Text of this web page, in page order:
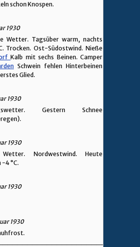
schon Knospen.
1930
Wetter. Tagsüber warm, nachts
Trocken. Ost-Südostwind. Nieße
Kalb mit sechs Beinen. Camper
Schwein fehlen Hinterbeinen
Glied.
1930
Gestern Schnee
1930
Nordwestwind. Heute
4 °C.
1930
1930